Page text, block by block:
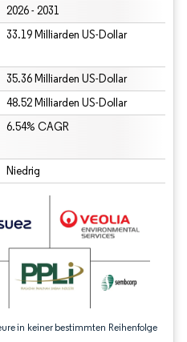
2026 - 2031
33.19 Milliarden US-Dollar
35.36 Milliarden US-Dollar
48.52 Milliarden US-Dollar
6.54% CAGR
Niedrig
in keiner bestimmten Reihenfolge
erfordert Namensnennung